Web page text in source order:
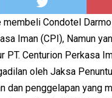
membeli Condotel
Iman (CPI), Namun
Centurion Perkasa
oleh Jaksa
dan penggelapan yang